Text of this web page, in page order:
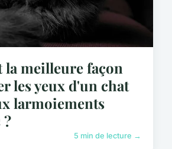
la meilleure façon
les yeux d'un chat
larmoiements
5 min de lecture →